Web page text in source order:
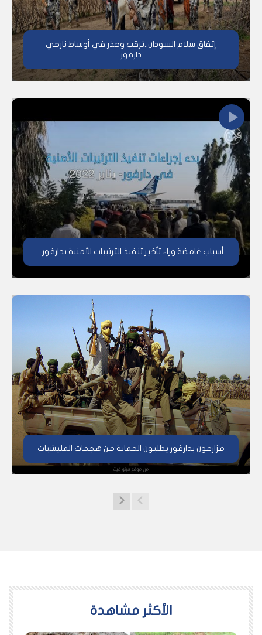
إتفاق سلام السودان..ترقب وحذر في أوساط نازحي
دارفور
أسباب غامضة وراء تأخير تنفيذ الترتيبات الأمنية بدارفور
مزارعون بدارفور يطلبون الحماية من هجمات المليشيات
اﻷكثر مشاهدة